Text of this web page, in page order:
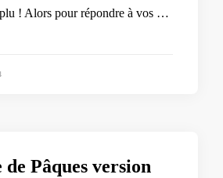
! Alors pour répondre à vos …
Pâques version